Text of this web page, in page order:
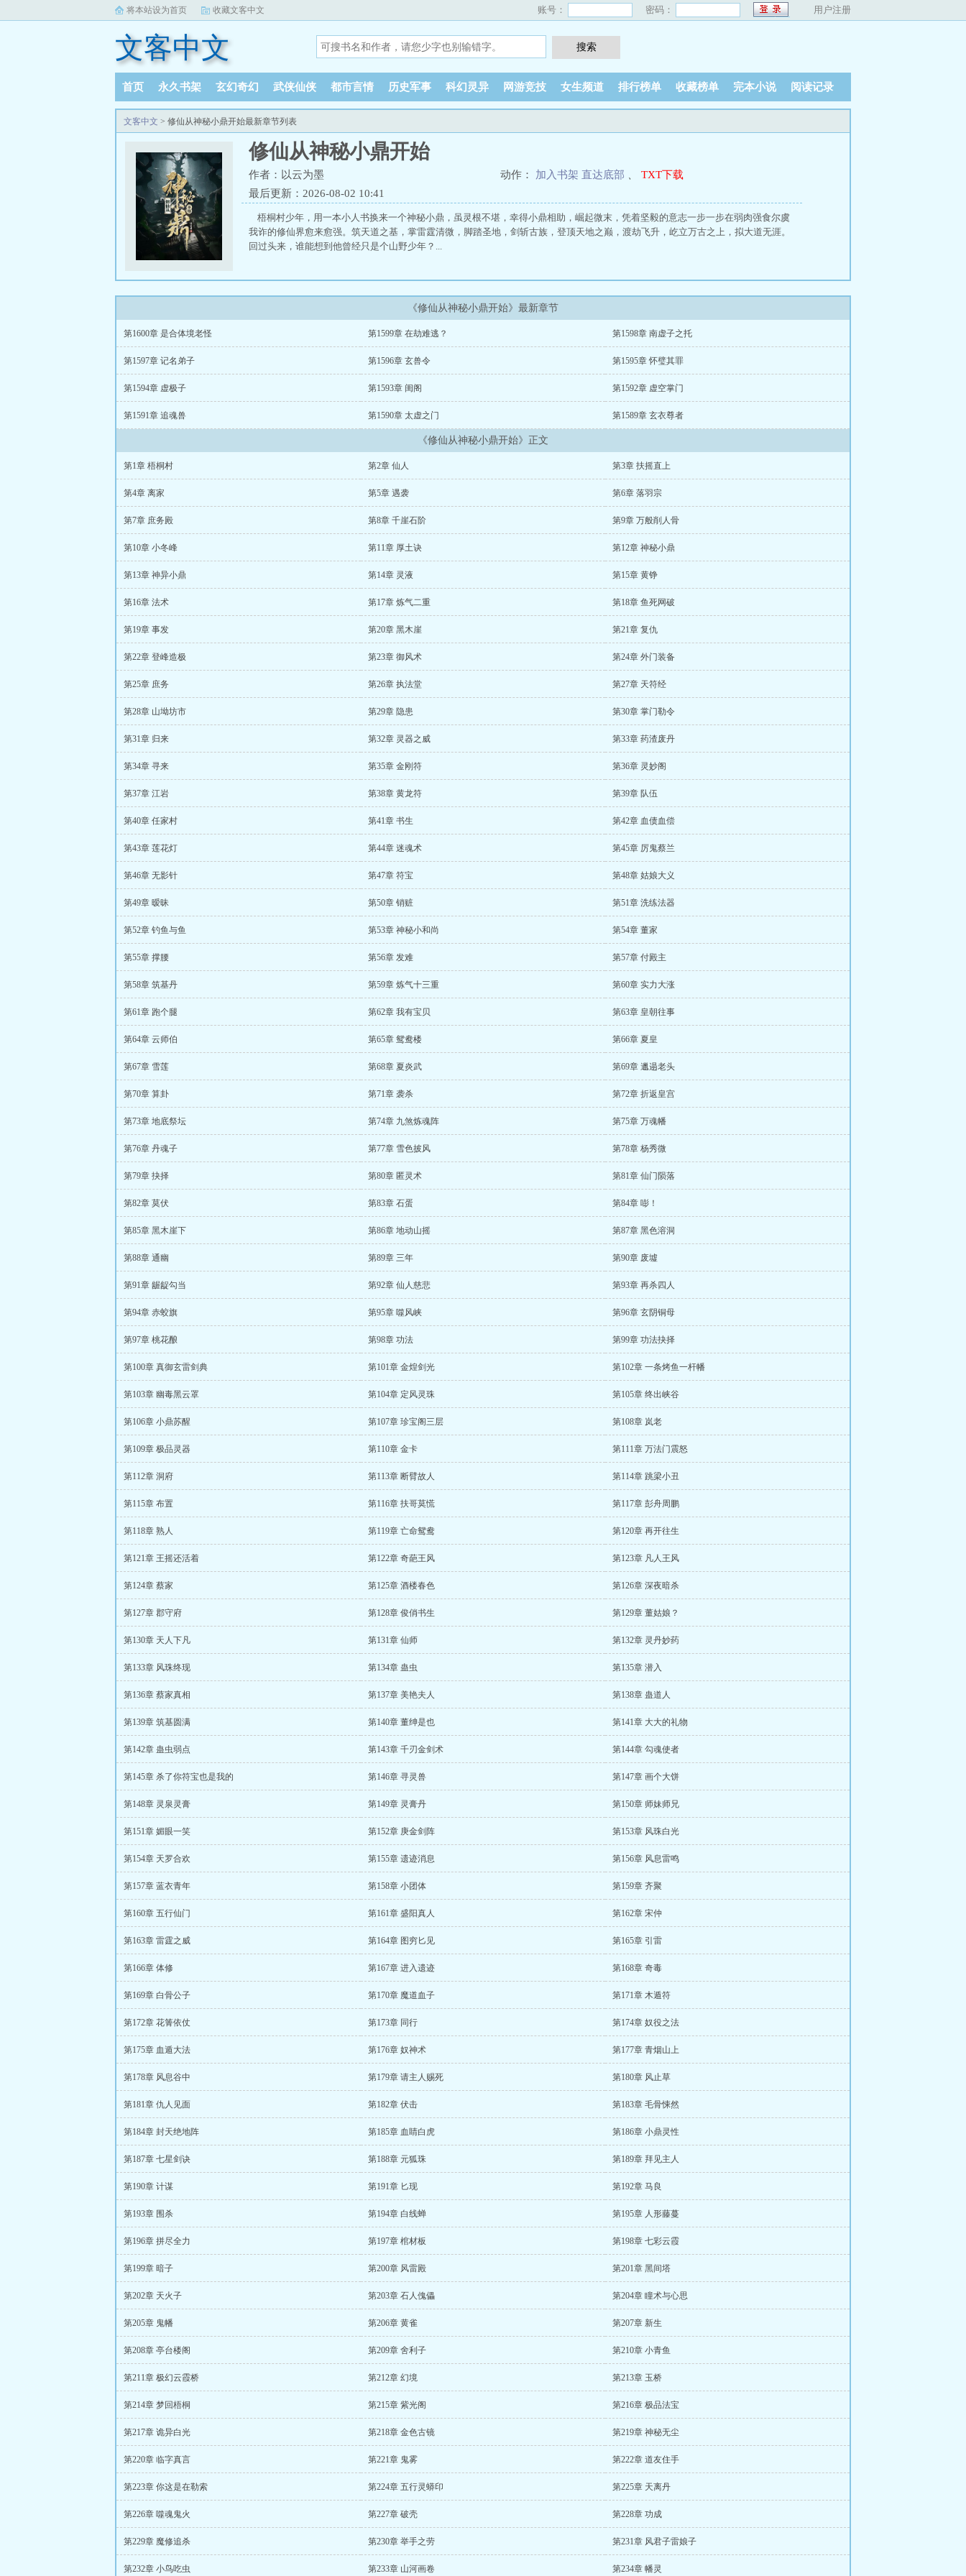
将本站设为首页 收藏文客中文 账号： 密码： 用户注册
文客中文
首页 永久书架 玄幻奇幻 武侠仙侠 都市言情 历史军事 科幻灵异 网游竞技 女生频道 排行榜单 收藏榜单 完本小说 阅读记录
文客中文 > 修仙从神秘小鼎开始最新章节列表
修仙从神秘小鼎开始
作者：以云为墨 动作： 加入书架 直达底部
TXT下载
最后更新：2026-08-02 10:41
梧桐村少年，用一本小人书换来一个神秘小鼎，虽灵根不堪，幸得小鼎相助，崛起微末，凭着坚毅的意志一步一步在弱肉强食尔虞
我诈的修仙界愈来愈强。筑天道之基，掌雷霆清微，脚踏圣地，剑斩古族，登顶天地之巅，渡劫飞升，屹立万古之上，拟大道无涯。
回过头来，谁能想到他曾经只是个山野少年？...
《修仙从神秘小鼎开始》最新章节
第1600章 是合体境老怪 第1599章 在劫难逃？ 第1598章 南虚子之托
第1597章 记名弟子 第1596章 玄兽令 第1595章 怀璧其罪
第1594章 虚极子 第1593章 闺阁 第1592章 虚空掌门
第1591章 追魂兽 第1590章 太虚之门 第1589章 玄衣尊者
《修仙从神秘小鼎开始》正文
第1章 梧桐村 第2章 仙人 第3章 扶摇直上
第4章 离家 第5章 遇袭 第6章 落羽宗
第7章 庶务殿 第8章 千崖石阶 第9章 万般削人骨
第10章 小冬峰 第11章 厚土诀 第12章 神秘小鼎
第13章 神异小鼎 第14章 灵液 第15章 黄铮
第16章 法术 第17章 炼气二重 第18章 鱼死网破
第19章 事发 第20章 黑木崖 第21章 复仇
第22章 登峰造极 第23章 御风术 第24章 外门装备
第25章 庶务 第26章 执法堂 第27章 天符经
第28章 山坳坊市 第29章 隐患 第30章 掌门勒令
第31章 归来 第32章 灵器之威 第33章 药渣废丹
第34章 寻来 第35章 金刚符 第36章 灵妙阁
第37章 江岩 第38章 黄龙符 第39章 队伍
第40章 任家村 第41章 书生 第42章 血债血偿
第43章 莲花灯 第44章 迷魂术 第45章 厉鬼蔡兰
第46章 无影针 第47章 符宝 第48章 姑娘大义
第49章 暧昧 第50章 销赃 第51章 洗练法器
第52章 钓鱼与鱼 第53章 神秘小和尚 第54章 董家
第55章 撑腰 第56章 发难 第57章 付殿主
第58章 筑基丹 第59章 炼气十三重 第60章 实力大涨
第61章 跑个腿 第62章 我有宝贝 第63章 皇朝往事
第64章 云师伯 第65章 鸳鸯楼 第66章 夏皇
第67章 雪莲 第68章 夏炎武 第69章 邋遢老头
第70章 算卦 第71章 袭杀 第72章 折返皇宫
第73章 地底祭坛 第74章 九煞炼魂阵 第75章 万魂幡
第76章 丹魂子 第77章 雪色披风 第78章 杨秀微
第79章 抉择 第80章 匿灵术 第81章 仙门陨落
第82章 莫伏 第83章 石蛋 第84章 嘭！
第85章 黑木崖下 第86章 地动山摇 第87章 黑色溶洞
第88章 通幽 第89章 三年 第90章 废墟
第91章 龌龊勾当 第92章 仙人慈悲 第93章 再杀四人
第94章 赤蛟旗 第95章 噬风峡 第96章 玄阴铜母
第97章 桃花酿 第98章 功法 第99章 功法抉择
第100章 真御玄雷剑典 第101章 金煌剑光 第102章 一条烤鱼一杆幡
第103章 幽毒黑云罩 第104章 定风灵珠 第105章 终出峡谷
第106章 小鼎苏醒 第107章 珍宝阁三层 第108章 岚老
第109章 极品灵器 第110章 金卡 第111章 万法门震怒
第112章 洞府 第113章 断臂故人 第114章 跳梁小丑
第115章 布置 第116章 扶哥莫慌 第117章 彭舟周鹏
第118章 熟人 第119章 亡命鸳鸯 第120章 再开往生
第121章 王摇还活着 第122章 奇葩王风 第123章 凡人王风
第124章 蔡家 第125章 酒楼春色 第126章 深夜暗杀
第127章 郡守府 第128章 俊俏书生 第129章 董姑娘？
第130章 天人下凡 第131章 仙师 第132章 灵丹妙药
第133章 风珠终现 第134章 蛊虫 第135章 潜入
第136章 蔡家真相 第137章 美艳夫人 第138章 蛊道人
第139章 筑基圆满 第140章 董绅是也 第141章 大大的礼物
第142章 蛊虫弱点 第143章 千刃金剑术 第144章 勾魂使者
第145章 杀了你符宝也是我的 第146章 寻灵兽 第147章 画个大饼
第148章 灵泉灵膏 第149章 灵膏丹 第150章 师妹师兄
第151章 媚眼一笑 第152章 庚金剑阵 第153章 风珠白光
第154章 天罗合欢 第155章 遗迹消息 第156章 风息雷鸣
第157章 蓝衣青年 第158章 小团体 第159章 齐聚
第160章 五行仙门 第161章 盛阳真人 第162章 宋仲
第163章 雷霆之威 第164章 图穷匕见 第165章 引雷
第166章 体修 第167章 进入遗迹 第168章 奇毒
第169章 白骨公子 第170章 魔道血子 第171章 木遁符
第172章 花箐依仗 第173章 同行 第174章 奴役之法
第175章 血遁大法 第176章 奴神术 第177章 青烟山上
第178章 风息谷中 第179章 请主人赐死 第180章 风止草
第181章 仇人见面 第182章 伏击 第183章 毛骨悚然
第184章 封天绝地阵 第185章 血睛白虎 第186章 小鼎灵性
第187章 七星剑诀 第188章 元狐珠 第189章 拜见主人
第190章 计谋 第191章 匕现 第192章 马良
第193章 围杀 第194章 白线蝉 第195章 人形藤蔓
第196章 拼尽全力 第197章 棺材板 第198章 七彩云霞
第199章 暗子 第200章 风雷殿 第201章 黑间塔
第202章 天火子 第203章 石人傀儡 第204章 瞳术与心思
第205章 鬼幡 第206章 黄雀 第207章 新生
第208章 亭台楼阁 第209章 舍利子 第210章 小青鱼
第211章 极幻云霞桥 第212章 幻境 第213章 玉桥
第214章 梦回梧桐 第215章 紫光阁 第216章 极品法宝
第217章 诡异白光 第218章 金色古镜 第219章 神秘无尘
第220章 临字真言 第221章 鬼雾 第222章 道友住手
第223章 你这是在勒索 第224章 五行灵蟒印 第225章 天离丹
第226章 噬魂鬼火 第227章 破壳 第228章 功成
第229章 魔修追杀 第230章 举手之劳 第231章 风君子雷娘子
第232章 小鸟吃虫 第233章 山河画卷 第234章 幡灵